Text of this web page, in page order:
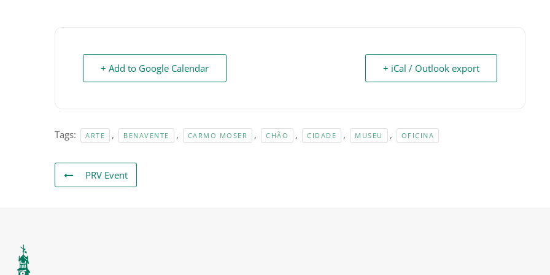
+ Add to Google Calendar + iCal / Outlook export
Tags: ARTE , BENAVENTE , CARMO MOSER , CHÃO , CIDADE , MUSEU , OFICINA
PRV Event